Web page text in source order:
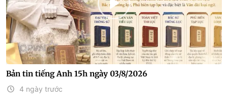
Bản tin tiếng Anh 15h ngày 03/8/2026
4 ngày trước